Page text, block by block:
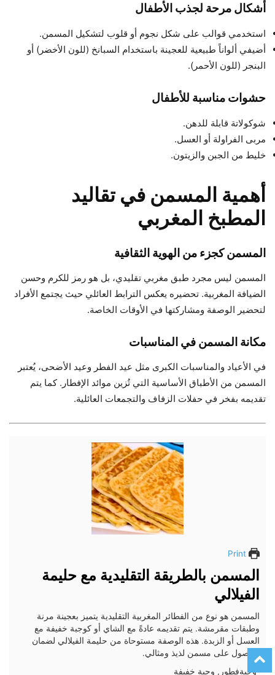
أشكال مرحة لجذب الأطفال
استخدمي قوالب على شكل نجوم أو قلوب لتشكيل المسمن.
أضيفي ألواناً طبيعية للعجينة باستخدام السبانخ (للون الأخضر) أو
البنجر (للون الأحمر).
حشوات مناسبة للأطفال
شوكولاتة قابلة للدهن.
مربى الفراولة أو العسل.
خليط من الجبن والزيتون.
أهمية المسمن في تقاليد
المطبخ المغربي
المسمن كجزء من الهوية الثقافية
المسمن ليس مجرد طبق مغربي تقليدي، بل هو رمز للكرم وحسن
الضيافة المغربية. تحضيره يعكس الترابط العائلي حيث يجتمع الأفراد
لتحضير الوصفة ومشاركتها في الأوقات الخاصة.
مكانة المسمن في المناسبات
في الأعياد والمناسبات الكبرى مثل عيد الفطر وعيد الأضحى، يُعتبر
المسمن من الأطباق الأساسية التي تُزين موائد الإفطار. كما يتم
تقديمه بفخر في حفلات الزفاف والتجمعات العائلية.
Print
المسمن بالطريقة التقليدية مع حليمة
الفيلالي
المسمن هو نوع من الفطائر المغربية التقليدية يتميز بعجينة مرنة
وطبقات مقرمشة. يتم تقديمه عادةً مع الشاي أو كوجبة خفيفة مع
العسل أو الزبدة. هذه الوصفة مستوحاة من حليمة الفيلالي لضمان
الحصول على مسمن لذيذ ومثالي.
وجبةفطور, وجبة خفيفة